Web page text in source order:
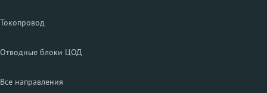
Токопровод
Отводные блоки ЦОД
Все направления